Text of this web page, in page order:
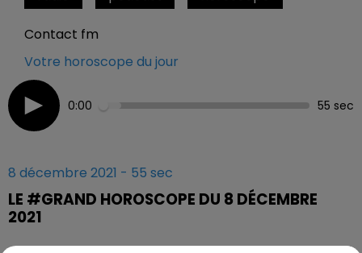
Contact fm
Votre horoscope du jour
0:00 55 sec
8 décembre 2021 - 55 sec
LE #GRAND HOROSCOPE DU 8 DÉCEMBRE
2021